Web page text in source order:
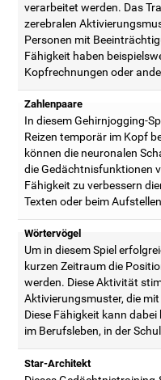
verarbeitet werden. Das
zerebralen
Personen mit
Fähigkeit haben
Kopfrechnungen oder
Zahlenpaare
In diesem Gehirnjogging-
Reizen temporär im Kopf
können die neuronalen
die Gedächtnisfunktionen
Fähigkeit zu verbessern
Texten oder beim
Wörtervögel
Um in diesem Spiel
kurzen Zeitraum die
werden. Diese Aktivität
Aktivierungsmuster, die
Diese Fähigkeit kann
im Berufsleben, in der
Star-Architekt